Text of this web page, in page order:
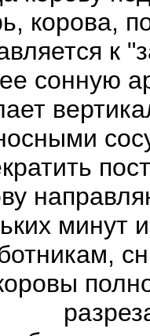
корова,
к
сонную
минут